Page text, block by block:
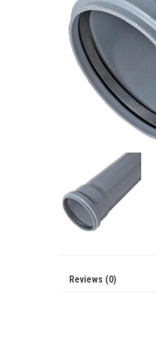
Reviews (0)